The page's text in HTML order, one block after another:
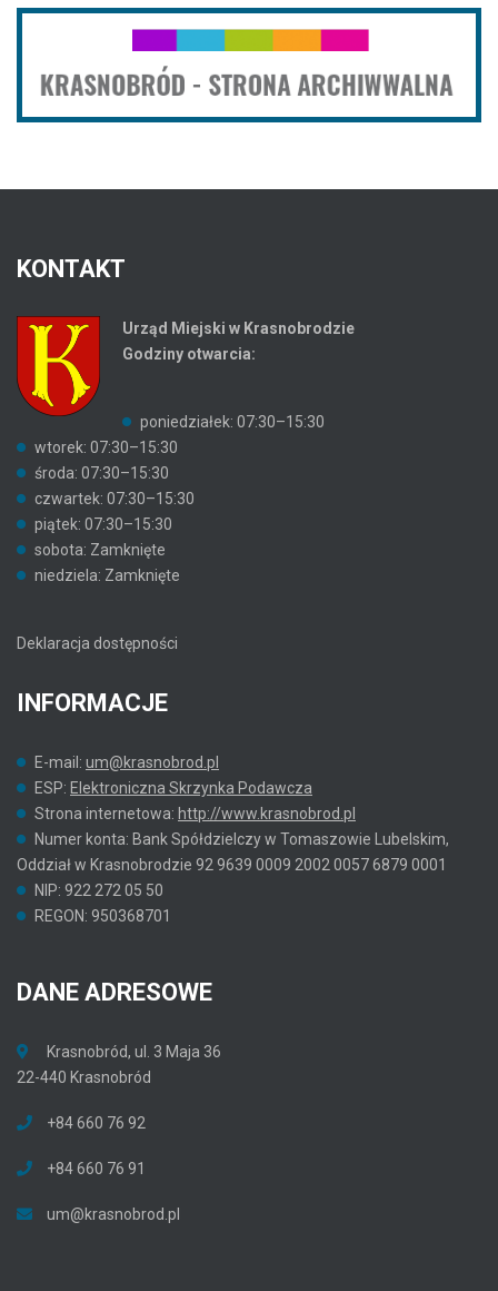
KONTAKT
Urząd Miejski w Krasnobrodzie
Godziny otwarcia:
poniedziałek: 07:30–15:30
wtorek: 07:30–15:30
środa: 07:30–15:30
czwartek: 07:30–15:30
piątek: 07:30–15:30
sobota: Zamknięte
niedziela: Zamknięte
Deklaracja dostępności
INFORMACJE
E-mail: um@krasnobrod.pl
ESP: Elektroniczna Skrzynka Podawcza
Strona internetowa: http://www.krasnobrod.pl
Numer konta: Bank Spółdzielczy w Tomaszowie Lubelskim,
Oddział w Krasnobrodzie 92 9639 0009 2002 0057 6879 0001
NIP: 922 272 05 50
REGON: 950368701
DANE ADRESOWE
Krasnobród, ul. 3 Maja 36
22-440 Krasnobród
+84 660 76 92
+84 660 76 91
um@krasnobrod.pl